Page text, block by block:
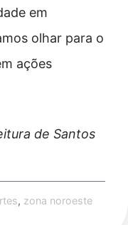
em
olhar para o
ações
de Santos
, zona noroeste